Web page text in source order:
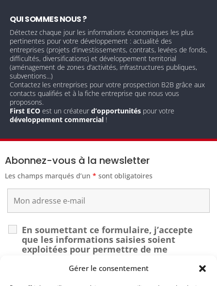
Gérer le consentement
QUI SOMMES NOUS ?
Détectez chaque jour les informations économiques les plus
pertinentes pour votre développement : actualité des
entreprises (projets d’investissements, contrats, levées de fonds,
difficultés, diversifications) et développement territorial
(aménagement de zones d’activités, infrastructures publiques,
subventions...)
Contactez les entreprises pour votre prospection B2B grâce aux
contacts qualifiés et à la fiche entreprise que nous vous
proposons.
First ECO est un créateurd’opportunités pour votre
développement commercial !
Abonnez-vous à la newsletter
Les champs marqués d’un * sont obligatoires
En soumettant ce formulaire, j’accepte
que les informations saisies soient
exploitées pour permettre de me